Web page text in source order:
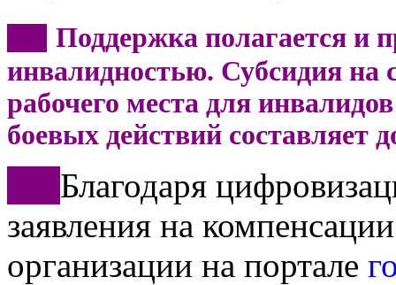
Поддержка полагается и
инвалидностью. Субсидия на
рабочего места для
боевых действий составляет
Благодаря
заявления на
организации на портале